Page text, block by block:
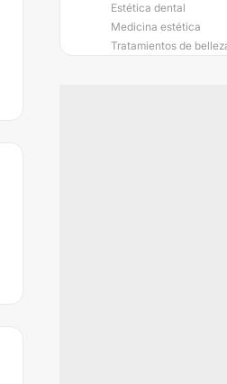
Estética dental
Medicina estética
Tratamientos de